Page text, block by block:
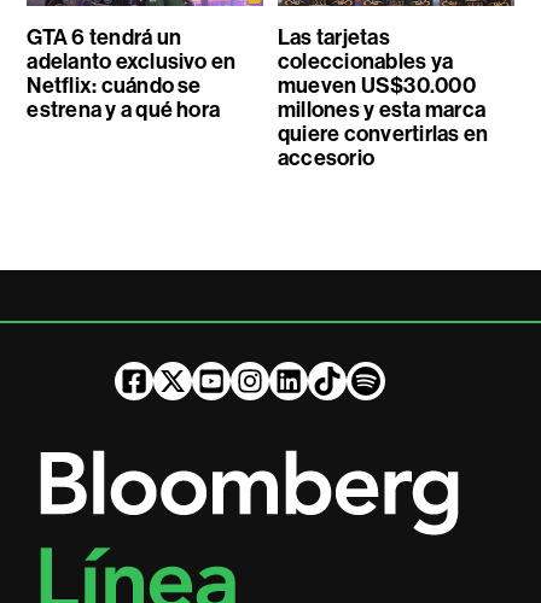
GTA 6 tendrá un
adelanto exclusivo en
Netflix: cuándo se
estrena y a qué hora
Las tarjetas
coleccionables ya
mueven US$30.000
millones y esta marca
quiere convertirlas en
accesorio